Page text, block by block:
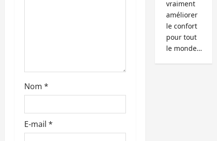
c
l
e
Nom *
E-mail *
vraiment
améliorer
le confort
pour tout
le monde…